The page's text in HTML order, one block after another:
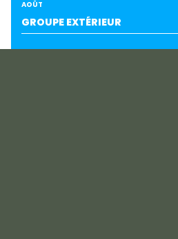
AOÛT
GROUPE EXTÉRIEUR